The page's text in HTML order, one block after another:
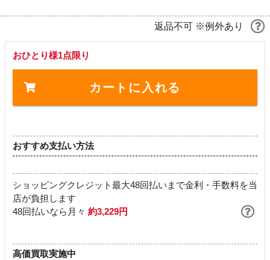
返品不可 ※例外あり
おひとり様1点限り
カートに入れる
おすすめ支払い方法
ショッピングクレジット最大48回払いまで金利・手数料を当
店が負担します
48回払いなら月々 約3,229円
高価買取実施中